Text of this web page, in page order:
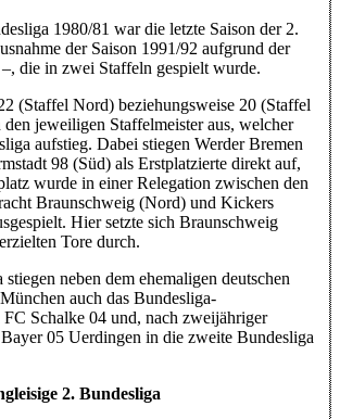
1980/81 war die letzte Saison der 2.
der Saison 1991/92 aufgrund der
die in zwei Staffeln gespielt wurde.
(Staffel Nord) beziehungsweise 20 (Staffel
den jeweiligen Staffelmeister aus, welcher
aufstieg. Dabei stiegen Werder Bremen
98 (Süd) als Erstplatzierte direkt auf,
wurde in einer Relegation zwischen den
Braunschweig (Nord) und Kickers
Hier setzte sich Braunschweig
Tore durch.
neben dem ehemaligen deutschen
auch das Bundesliga-
Schalke 04 und, nach zweijähriger
05 Uerdingen in die zweite Bundesliga
2. Bundesliga